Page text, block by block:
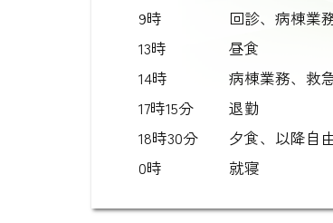
9時
回診、病棟業
13時
昼食
14時
病棟業務、救
17時15分
退勤
18時30分
夕食、以降自
0時
就寝